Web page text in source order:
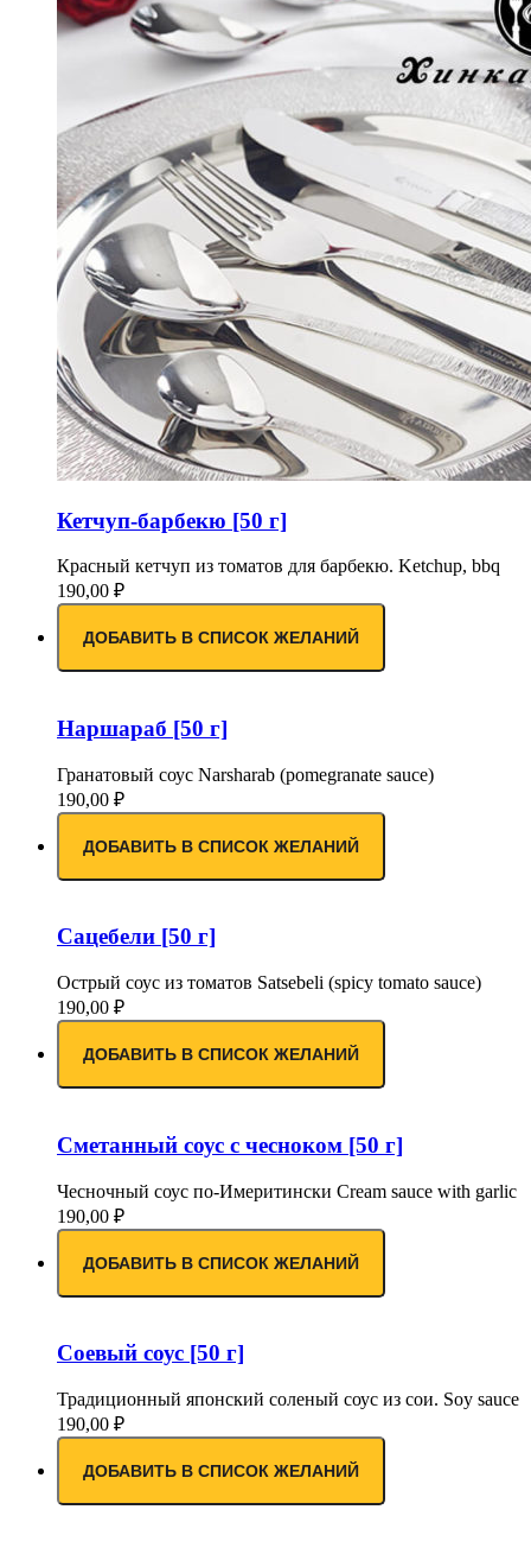
Кетчуп-барбекю [50 г]
Красный кетчуп из томатов для барбекю. Ketchup, bbq
190,00 ₽
ДОБАВИТЬ В СПИСОК ЖЕЛАНИЙ
Наршараб [50 г]
Гранатовый соус Narsharab (pomegranate sauce)
190,00 ₽
ДОБАВИТЬ В СПИСОК ЖЕЛАНИЙ
Сацебели [50 г]
Острый соус из томатов Satsebeli (spicy tomato sauce)
190,00 ₽
ДОБАВИТЬ В СПИСОК ЖЕЛАНИЙ
Сметанный соус с чесноком [50 г]
Чесночный соус по-Имеритински Cream sauce with garlic
190,00 ₽
ДОБАВИТЬ В СПИСОК ЖЕЛАНИЙ
Соевый соус [50 г]
Традиционный японский соленый соус из сои. Soy sauce
190,00 ₽
ДОБАВИТЬ В СПИСОК ЖЕЛАНИЙ